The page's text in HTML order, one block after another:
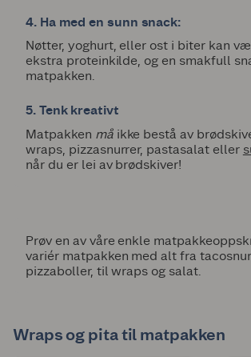
4. Ha med en sunn snack:
Nøtter, yoghurt, eller ost i biter kan
ekstra proteinkilde, og en smakfull
matpakken.
5. Tenk kreativt
Matpakken måikke bestå av
wraps, pizzasnurrer, pastasalat eller
når du er lei av brødskiver!
Prøv en av våre enkle
variér matpakken med alt fra
pizzaboller, til wraps og salat.
Wraps og pita til matpakken